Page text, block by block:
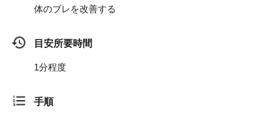
体のブレを改善する
目安所要時間
1分程度
手順